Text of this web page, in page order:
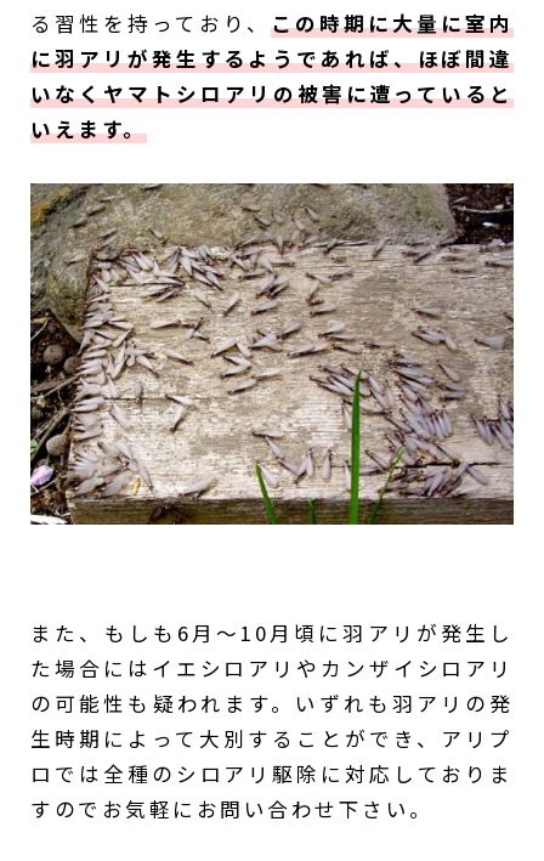
る習性を持っており、この時期に大量に室内
に羽アリが発生するようであれば、ほぼ間違
いなくヤマトシロアリの被害に遭っていると
いえます。
また、もしも6月～10月頃に羽アリが発生し
た場合にはイエシロアリやカンザイシロアリ
の可能性も疑われます。いずれも羽アリの発
生時期によって大別することができ、アリプ
ロでは全種のシロアリ駆除に対応しておりま
すのでお気軽にお問い合わせ下さい。